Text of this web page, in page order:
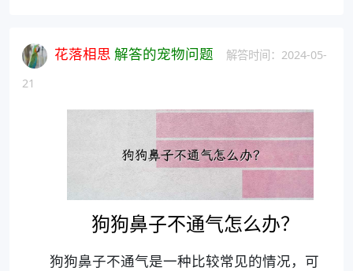
花落相思 解答的宠物问题
解答时间：2024-05-
21
狗狗鼻子不通气怎么办？
狗狗鼻子不通气是一种比较常见的情况，可